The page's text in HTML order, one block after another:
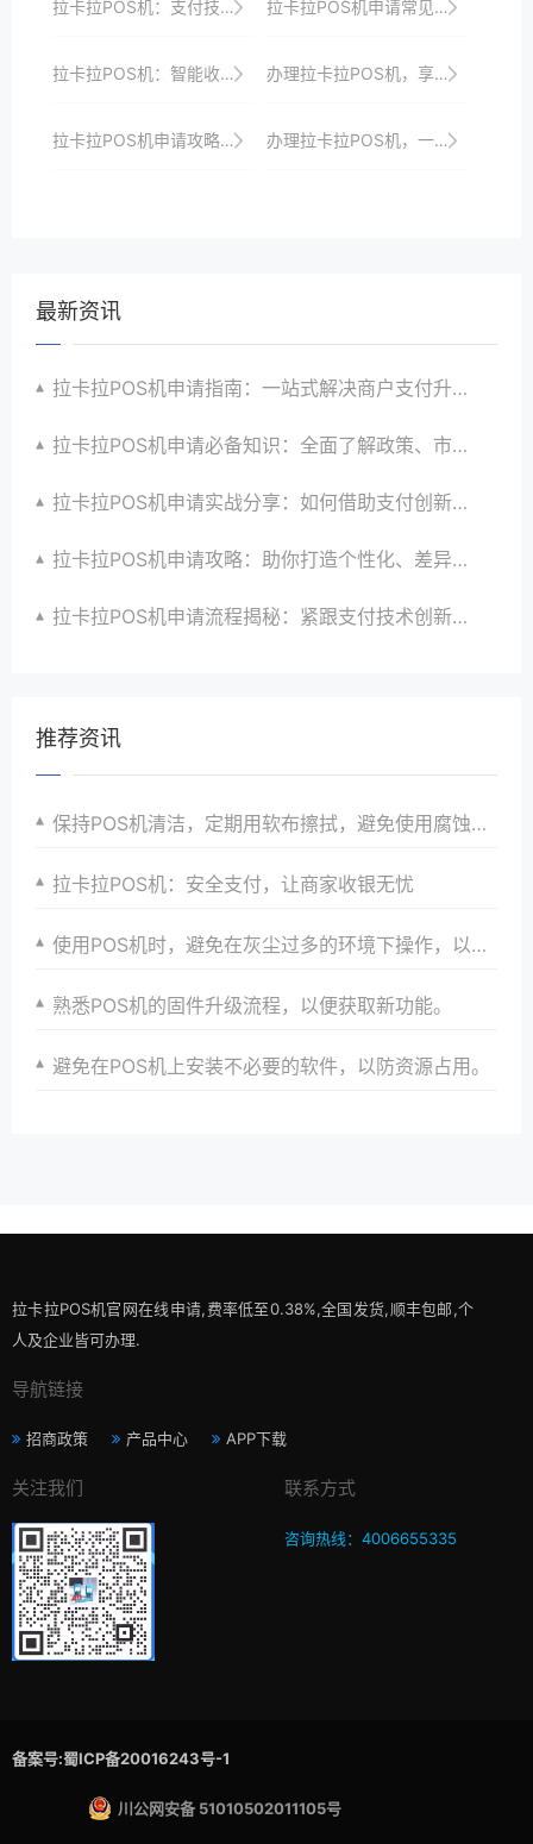
拉卡拉POS机：支付技术的新标杆 拉卡拉POS机申请常见问题及解决方案
拉卡拉POS机：智能收银，开启商家收银新时代 办理拉卡拉POS机，享受一站式收银解决方案与安全保障
拉卡拉POS机申请攻略：助你打造个性化支付体验 办理拉卡拉POS机，一站式收银解决方案等你来拿
最新资讯
拉卡拉POS机申请指南：一站式解决商户支付升级、智能化与创新需求
拉卡拉POS机申请必备知识：全面了解政策、市场、技术与创新趋势
拉卡拉POS机申请实战分享：如何借助支付创新技术提升商户运营效益与效率
拉卡拉POS机申请攻略：助你打造个性化、差异化支付体验以提升竞争力
拉卡拉POS机申请流程揭秘：紧跟支付技术创新步伐，抢占市场先机
推荐资讯
保持POS机清洁，定期用软布擦拭，避免使用腐蚀性清洁剂。
拉卡拉POS机：安全支付，让商家收银无忧
使用POS机时，避免在灰尘过多的环境下操作，以防堵塞散热孔。
熟悉POS机的固件升级流程，以便获取新功能。
避免在POS机上安装不必要的软件，以防资源占用。
拉卡拉POS机官网在线申请,费率低至0.38%,全国发货,顺丰包邮,个
人及企业皆可办理.
导航链接
招商政策 产品中心 APP下载
关注我们 联系方式
咨询热线：4006655335
备案号:蜀ICP备20016243号-1
川公网安备 51010502011105号